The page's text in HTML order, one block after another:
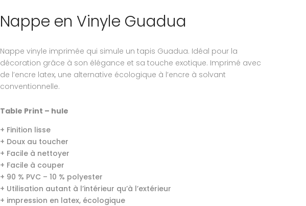
Nappe en Vinyle Guadua
Nappe vinyle imprimée qui simule un tapis Guadua. Idéal pour la
décoration grâce à son élégance et sa touche exotique. Imprimé avec
de l’encre latex, une alternative écologique à l’encre à solvant
conventionnelle.
Table Print – hule
+ Finition lisse
+ Doux au toucher
+ Facile à nettoyer
+ Facile à couper
+ 90 % PVC – 10 % polyester
+ Utilisation autant à l’intérieur qu’à l’extérieur
+ impression en latex, écologique